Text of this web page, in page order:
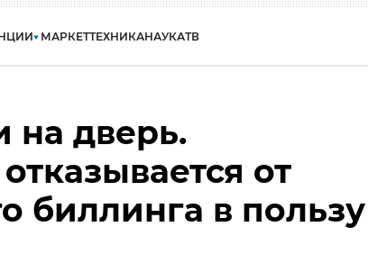
МАРКЕТТЕХНИКАНАУКАТВ
на дверь.
от
биллинга в пользу